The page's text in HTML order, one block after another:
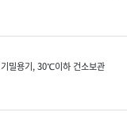
기밀용기, 30℃이하 건소보관